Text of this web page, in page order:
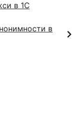
в 1С
в